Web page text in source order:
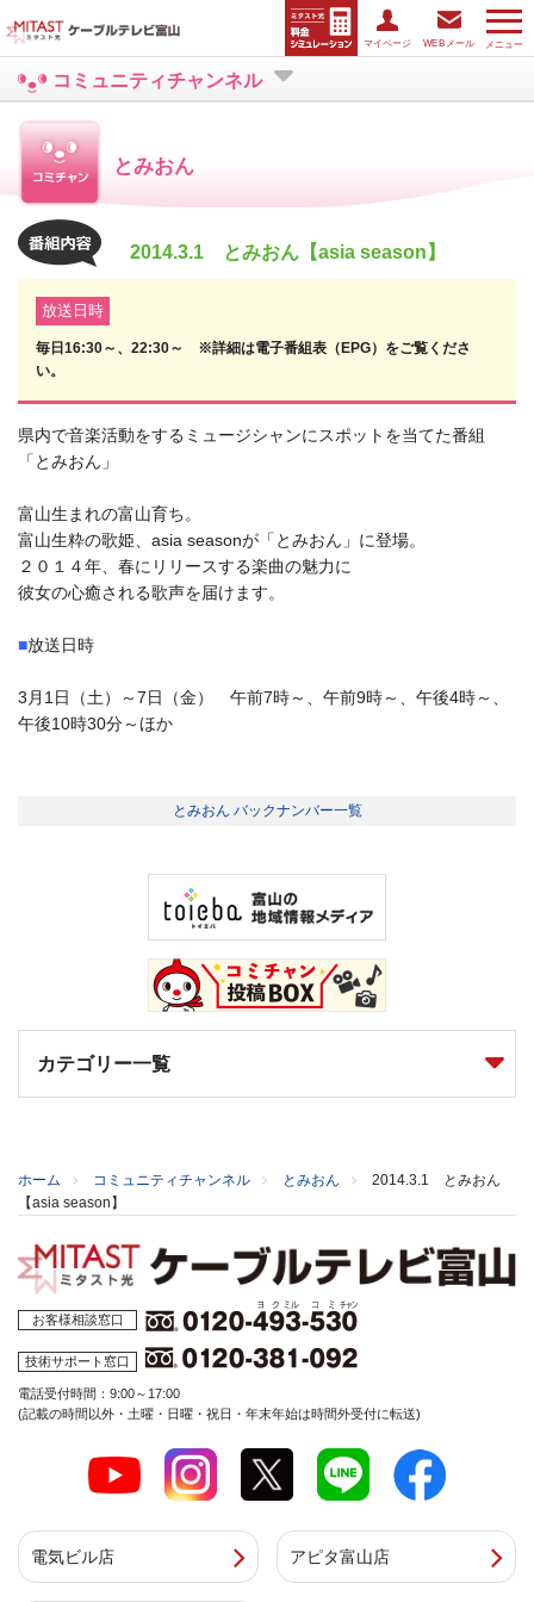
メニュー
マイページ WEBメール
コミュニティチャンネル
とみおん
2014.3.1 とみおん【asia season】
放送日時
毎日16:30～、22:30～ ※詳細は電子番組表（EPG）をご覧くださ
い。
県内で音楽活動をするミュージシャンにスポットを当てた番組
「とみおん」
富山生まれの富山育ち。
富山生粋の歌姫、asia seasonが「とみおん」に登場。
２０１４年、春にリリースする楽曲の魅力に
彼女の心癒される歌声を届けます。
■放送日時
3月1日（土）～7日（金） 午前7時～、午前9時～、午後4時～、
午後10時30分～ほか
とみおん バックナンバー一覧
カテゴリー一覧
ホーム コミュニティチャンネル とみおん
2014.3.1 とみおん
【asia season】
お客様相談窓口
技術サポート窓口
電話受付時間：9:00～17:00
(記載の時間以外・土曜・日曜・祝日・年末年始は時間外受付に転送)
電気ビル店 アピタ富山店